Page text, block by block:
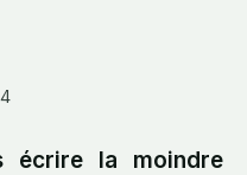
écrire la moindre